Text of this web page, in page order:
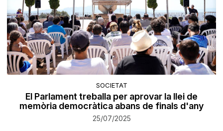
SOCIETAT
El Parlament treballa per aprovar la llei de
memòria democràtica abans de finals d'any
25/07/2025